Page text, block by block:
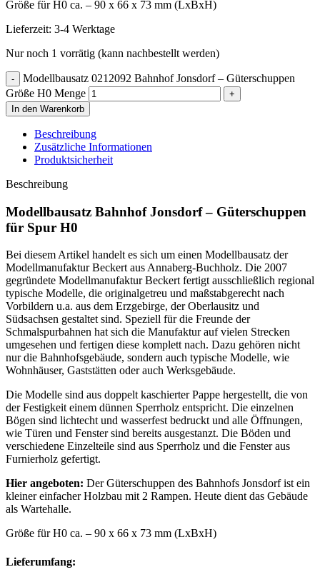
Größe für H0 ca. – 90 x 66 x 73 mm (LxBxH)
Lieferzeit: 3-4 Werktage
Nur noch 1 vorrätig (kann nachbestellt werden)
Modellbausatz 0212092 Bahnhof Jonsdorf – Güterschuppen
Größe H0 Menge
In den Warenkorb
Beschreibung
Zusätzliche Informationen
Produktsicherheit
Beschreibung
Modellbausatz Bahnhof Jonsdorf – Güterschuppen
für Spur H0
Bei diesem Artikel handelt es sich um einen Modellbausatz der
Modellmanufaktur Beckert aus Annaberg-Buchholz. Die 2007
gegründete Modellmanufaktur Beckert fertigt ausschließlich regional
typische Modelle, die originalgetreu und maßstabgerecht nach
Vorbildern u.a. aus dem Erzgebirge, der Oberlausitz und
Südsachsen gestaltet sind. Speziell für die Freunde der
Schmalspurbahnen hat sich die Manufaktur auf vielen Strecken
umgesehen und fertigen diese komplett nach. Dazu gehören nicht
nur die Bahnhofsgebäude, sondern auch typische Modelle, wie
Wohnhäuser, Gaststätten oder auch Werksgebäude.
Die Modelle sind aus doppelt kaschierter Pappe hergestellt, die von
der Festigkeit einem dünnen Sperrholz entspricht. Die einzelnen
Bögen sind lichtecht und wasserfest bedruckt und alle Öffnungen,
wie Türen und Fenster sind bereits ausgestanzt. Die Böden und
verschiedene Einzelteile sind aus Sperrholz und die Fenster aus
Furnierholz gefertigt.
Hier angeboten: Der Güterschuppen des Bahnhofs Jonsdorf ist ein
kleiner einfacher Holzbau mit 2 Rampen. Heute dient das Gebäude
als Wartehalle.
Größe für H0 ca. – 90 x 66 x 73 mm (LxBxH)
Lieferumfang: